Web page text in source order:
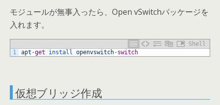
モジュールが無事入ったら、Open vSwitchパッケージを
入れます。
Shell
1
apt -get install openvswitch-switch
仮想ブリッジ作成